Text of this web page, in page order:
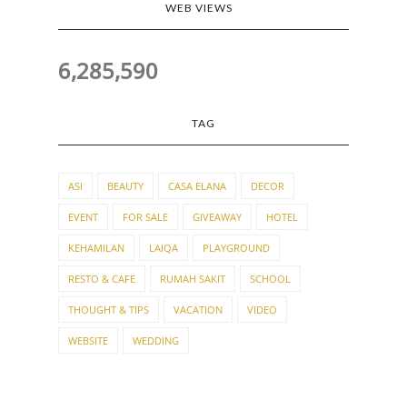
WEB VIEWS
6,285,590
TAG
ASI BEAUTY CASA ELANA DECOR
EVENT FOR SALE GIVEAWAY HOTEL
KEHAMILAN LAIQA PLAYGROUND
RESTO & CAFE RUMAH SAKIT SCHOOL
THOUGHT & TIPS VACATION VIDEO
WEBSITE WEDDING